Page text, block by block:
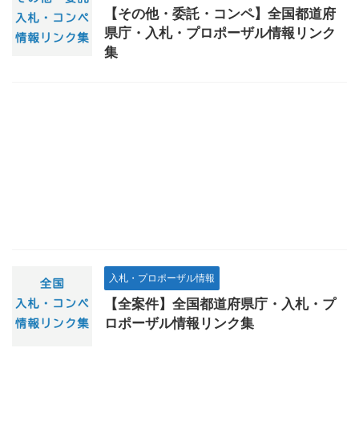
【その他・委託・コンペ】全国都道府
県庁・入札・プロポーザル情報リンク
集
入札・プロポーザル情報
【全案件】全国都道府県庁・入札・プ
ロポーザル情報リンク集